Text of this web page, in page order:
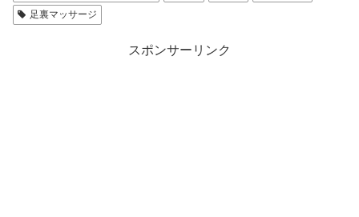
足裏マッサージ
スポンサーリンク